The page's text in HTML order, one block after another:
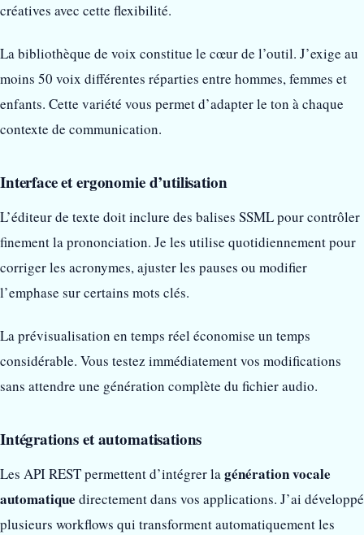
créatives avec cette flexibilité.
La bibliothèque de voix constitue le cœur de l’outil. J’exige au
moins 50 voix différentes réparties entre hommes, femmes et
enfants. Cette variété vous permet d’adapter le ton à chaque
contexte de communication.
Interface et ergonomie d’utilisation
L’éditeur de texte doit inclure des balises SSML pour contrôler
finement la prononciation. Je les utilise quotidiennement pour
corriger les acronymes, ajuster les pauses ou modifier
l’emphase sur certains mots clés.
La prévisualisation en temps réel économise un temps
considérable. Vous testez immédiatement vos modifications
sans attendre une génération complète du fichier audio.
Intégrations et automatisations
Les API REST permettent d’intégrer lagénération vocale
automatique directement dans vos applications. J’ai développé
plusieurs workflows qui transforment automatiquement les